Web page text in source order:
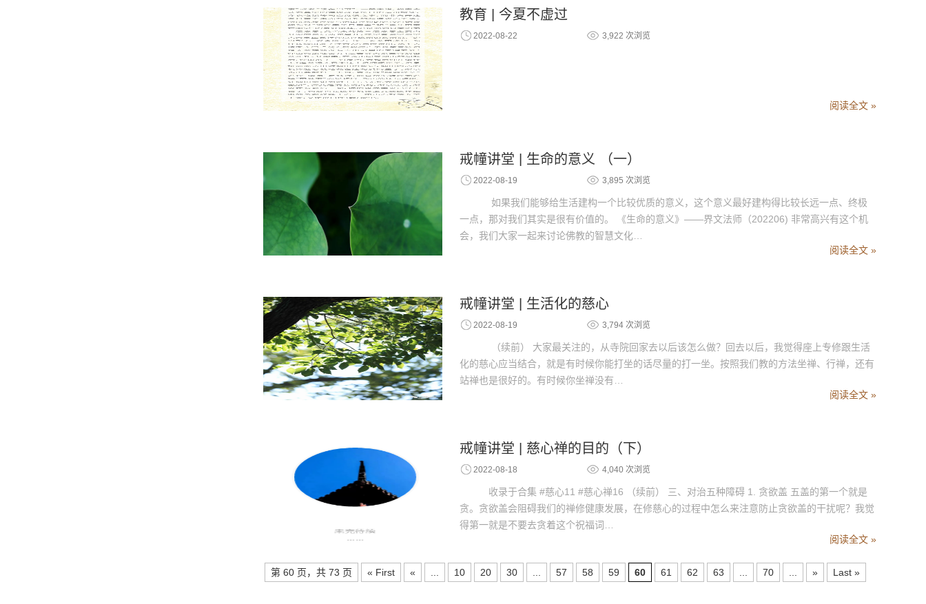
教育 | 今夏不虚过
2022-08-22 3,922 次浏览
阅读全文 »
戒幢讲堂 | 生命的意义 （一）
2022-08-19 3,895 次浏览
如果我们能够给生活建构一个比较优质的意义，这个意义最好建构得比较长远一点、终极
一点，那对我们其实是很有价值的。 《生命的意义》——界文法师（202206) 非常高兴有这个机
会，我们大家一起来讨论佛教的智慧文化…
阅读全文 »
戒幢讲堂 | 生活化的慈心
2022-08-19 3,794 次浏览
（续前） 大家最关注的，从寺院回家去以后该怎么做？回去以后，我觉得座上专修跟生活
化的慈心应当结合，就是有时候你能打坐的话尽量的打一坐。按照我们教的方法坐禅、行禅，还有
站禅也是很好的。有时候你坐禅没有…
阅读全文 »
戒幢讲堂 | 慈心禅的目的（下）
2022-08-18 4,040 次浏览
收录于合集 #慈心11 #慈心禅16 （续前） 三、对治五种障碍 1. 贪欲盖 五盖的第一个就是
贪。贪欲盖会阻碍我们的禅修健康发展，在修慈心的过程中怎么来注意防止贪欲盖的干扰呢？我觉
得第一就是不要去贪着这个祝福词…
阅读全文 »
第 60 页，共 73 页 « First « 10 20 30 57 58 59 60 61 62 63 70 » Last »